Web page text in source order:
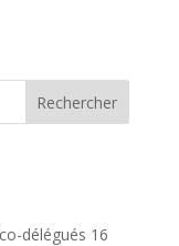
délégués 16